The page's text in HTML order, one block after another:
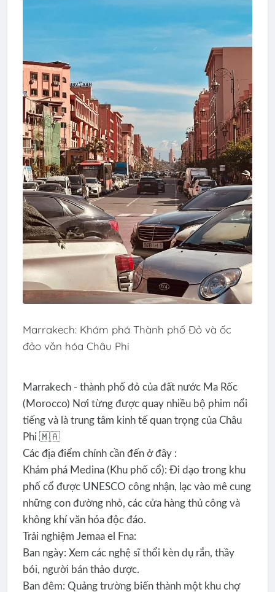
Marrakech: Khám phá Thành phố Đỏ và ốc
đảo văn hóa Châu Phi
Marrakech - thành phố đỏ của đất nước Ma Rốc
(Morocco) Nơi từng được quay nhiều bộ phim nổi
tiếng và là trung tâm kinh tế quan trọng của Châu
Phi 🇲🇦
Các địa điểm chính cần đến ở đây :
Khám phá Medina (Khu phố cổ): Đi dạo trong khu
phố cổ được UNESCO công nhận, lạc vào mê cung
những con đường nhỏ, các cửa hàng thủ công và
không khí văn hóa độc đáo.
Trải nghiệm Jemaa el Fna:
Ban ngày: Xem các nghệ sĩ thổi kèn dụ rắn, thầy
bói, người bán thảo dược.
Ban đêm: Quảng trường biến thành một khu chợ